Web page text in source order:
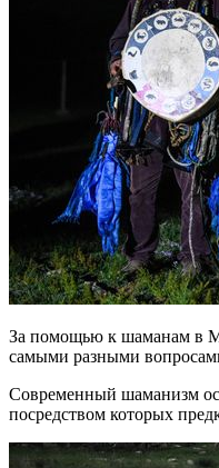
За помощью к шаманам в
самыми разными
Современный шаманизм
посредством которых